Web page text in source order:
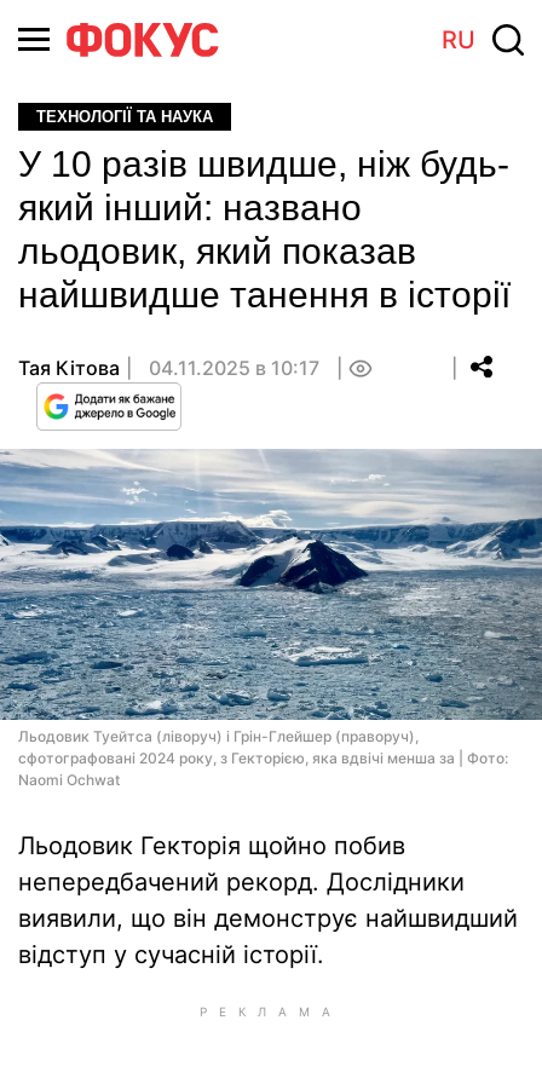
RU
ТЕХНОЛОГІЇ ТА НАУКА
У 10 разів швидше, ніж будь-
який інший: названо
льодовик, який показав
найшвидше танення в історії
Тая Кітова 04.11.2025 в 10:17
Льодовик Туейтса (ліворуч) і Грін-Глейшер (праворуч),
сфотографовані 2024 року, з Гекторією, яка вдвічі менша за | Фото:
Naomi Ochwat
Льодовик Гекторія щойно побив
непередбачений рекорд. Дослідники
виявили, що він демонструє найшвидший
відступ у сучасній історії.